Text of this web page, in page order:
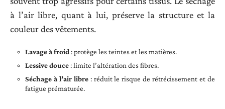
à l’air libre, quant à lui, préserve la structure et la
couleur des vêtements.
Lavage à froid: protège les teintes et les matières.
Lessive douce: limite l’altération des fibres.
Séchage à l’air libre: réduit le risque de rétrécissement et de
fatigue prématurée.